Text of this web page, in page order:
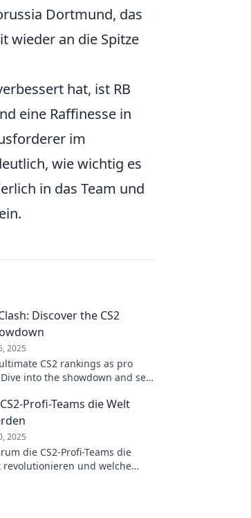
Dortmund, das
wieder an die Spitze
hat, ist RB
eine Raffinesse in
im
wie wichtig es
in das Team und
Discover the CS2
2025
CS2 rankings as pro
into the showdown and see
Profi-Teams die Welt
2025
die CS2-Profi-Teams die
revolutionieren und welche